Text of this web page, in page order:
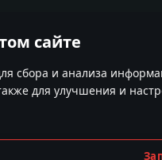
сайте
сбора и анализа
для улучшения и